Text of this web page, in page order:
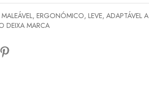
ERGONÓMICO, LEVE, ADAPTÁVEL A
DEIXA MARCA